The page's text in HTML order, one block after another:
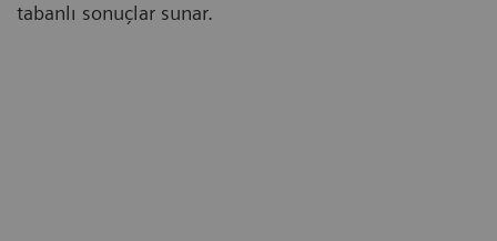
tabanlı sonuçlar sunar.